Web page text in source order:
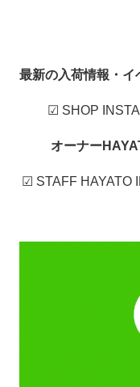
最新の入荷情報・イ
☑ SHOP
オーナー
☑ STAFF HAYATO